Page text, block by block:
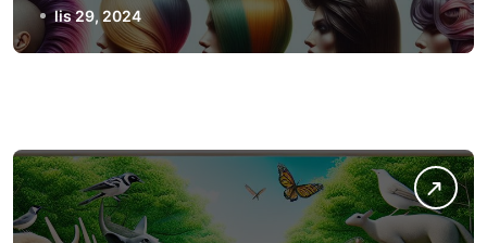
lis 29, 2024